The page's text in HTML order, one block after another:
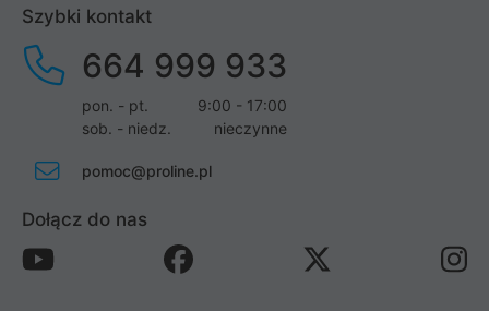
Szybki kontakt
664 999 933
pon. - pt.
9:00 - 17:00
sob. - niedz.
nieczynne
pomoc@proline.pl
Dołącz do nas